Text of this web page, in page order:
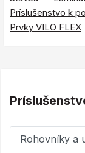
Príslušenstvo k
Prvky VILO FLEX
Rohovníky a